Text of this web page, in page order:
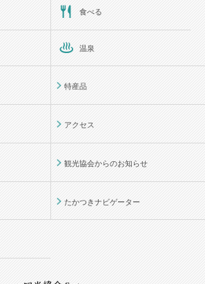
食べる
温泉
特産品
アクセス
観光協会からのお知らせ
たかつきナビゲーター